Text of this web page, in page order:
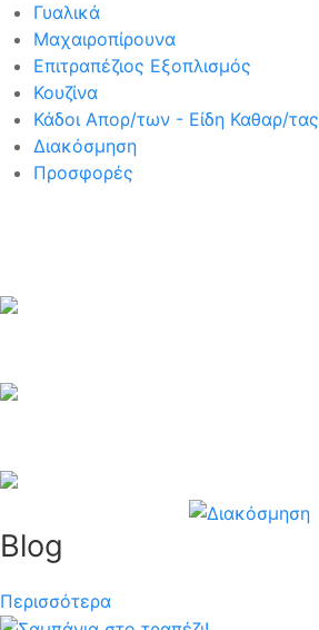
Γυαλικά
Μαχαιροπίρουνα
Επιτραπέζιος Εξοπλισμός
Κουζίνα
Κάδοι Απορ/των - Είδη Καθαρ/τας
Διακόσμηση
Προσφορές
Blog
Περισσότερα